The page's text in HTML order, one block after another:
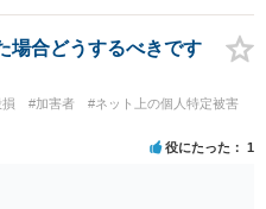
除されている場合、今から進め
れます。 相手を特定できた場
せることは可能でしょうか？ →
させることができるでしょう。
護士費用が認められる場合と認
ところでしょう。
場合どうするべきです
#加害者
#ネット上の個人特定被害
役にたった 1